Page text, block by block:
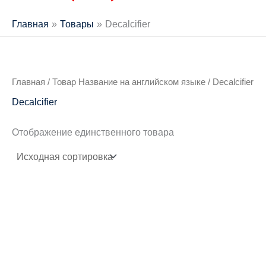
Главная Товары Decalcifier
Главная / Товар Название на английском языке / Decalcifier
Decalcifier
Отображение единственного товара